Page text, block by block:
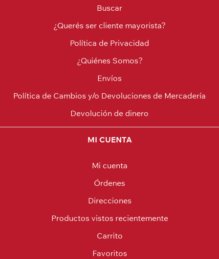
Buscar
¿Querés ser cliente mayorista?
Política de Privacidad
¿Quiénes Somos?
Envíos
Política de Cambios y/o Devoluciones de Mercadería
Devolución de dinero
MI CUENTA
Mi cuenta
Órdenes
Direcciones
Productos vistos recientemente
Carrito
Favoritos